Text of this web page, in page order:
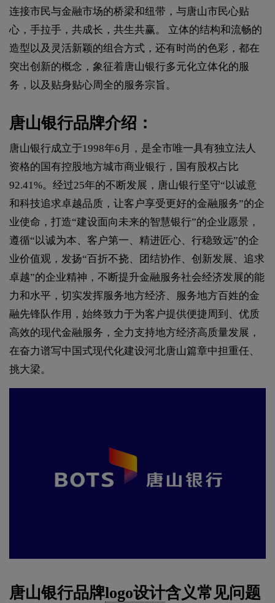
连接市民与金融市场的桥梁和纽带，与唐山市民心贴
心，手拉手，共成长，共生共赢。 立体的结构和流畅的
造型以及灵活新颖的组合方式，还有时尚的色彩，都在
突出创新的概念，象征着唐山银行多元化立体化的服
务，以及贴身贴心周全的服务宗旨。
唐山银行品牌介绍：
唐山银行成立于1998年6月，是全市唯一具有独立法人
资格的国有控股地方城市商业银行，国有股权占比
92.41%。经过25年的不断发展，唐山银行坚守“以诚意
和科技追求卓越品质，让客户享受更好的金融服务”的企
业使命，打造“建设面向未来的智慧银行”的企业愿景，
遵循“以诚为本、客户第一、精进匠心、行稳致远”的企
业价值观，发扬“百折不挠、团结协作、创新发展、追求
卓越”的企业精神，不断提升金融服务社会经济发展的能
力和水平，切实发挥服务地方经济、服务地方百姓的金
融先锋队作用，始终致力于为客户提供便捷周到、优质
高效的现代金融服务，全力支持地方经济高质量发展，
在奋力谱写中国式现代化建设河北唐山篇章中担重任、
挑大梁。
唐山银行品牌logo设计含义常见问题